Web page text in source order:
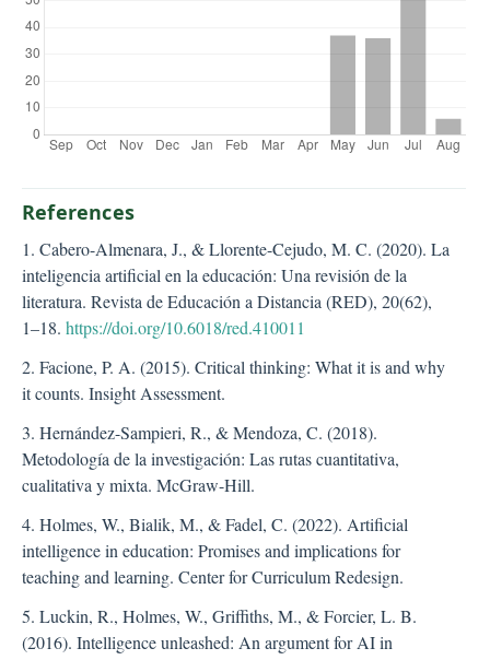
References
1. Cabero-Almenara, J., & Llorente-Cejudo, M. C. (2020). La
inteligencia artificial en la educación: Una revisión de la
literatura. Revista de Educación a Distancia (RED), 20(62),
1–18. https://doi.org/10.6018/red.410011
2. Facione, P. A. (2015). Critical thinking: What it is and why
it counts. Insight Assessment.
3. Hernández-Sampieri, R., & Mendoza, C. (2018).
Metodología de la investigación: Las rutas cuantitativa,
cualitativa y mixta. McGraw-Hill.
4. Holmes, W., Bialik, M., & Fadel, C. (2022). Artificial
intelligence in education: Promises and implications for
teaching and learning. Center for Curriculum Redesign.
5. Luckin, R., Holmes, W., Griffiths, M., & Forcier, L. B.
(2016). Intelligence unleashed: An argument for AI in